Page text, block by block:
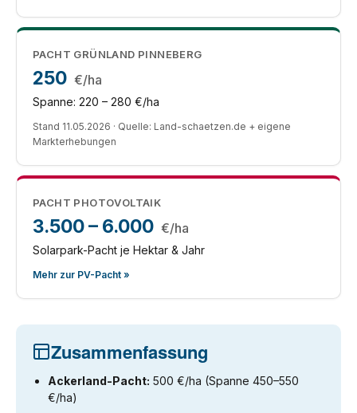
PACHT GRÜNLAND PINNEBERG
250 €/ha
Spanne: 220 – 280 €/ha
Stand 11.05.2026 · Quelle: Land-schaetzen.de + eigene
Markterhebungen
PACHT PHOTOVOLTAIK
3.500 – 6.000 €/ha
Solarpark-Pacht je Hektar & Jahr
Mehr zur PV-Pacht »
Zusammenfassung
Ackerland-Pacht: 500 €/ha (Spanne 450–550
€/ha)